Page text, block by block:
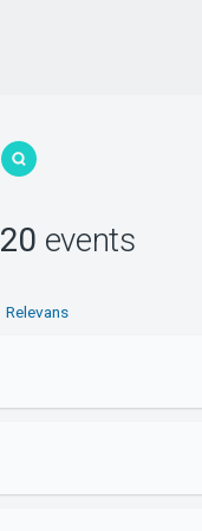
20 events
Relevans